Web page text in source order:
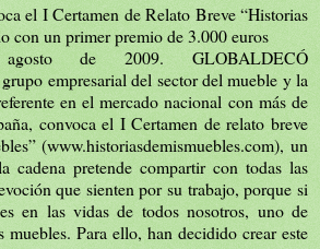
el I Certamen de Relato Breve “Historias
con un primer premio de 3.000 euros
de 2009. GLOBALDECÓ
empresarial del sector del mueble y la
en el mercado nacional con más de
convoca el I Certamen de relato breve
(www.historiasdemismuebles.com), un
cadena pretende compartir con todas las
que sienten por su trabajo, porque si
en las vidas de todos nosotros, uno de
muebles. Para ello, han decidido crear este